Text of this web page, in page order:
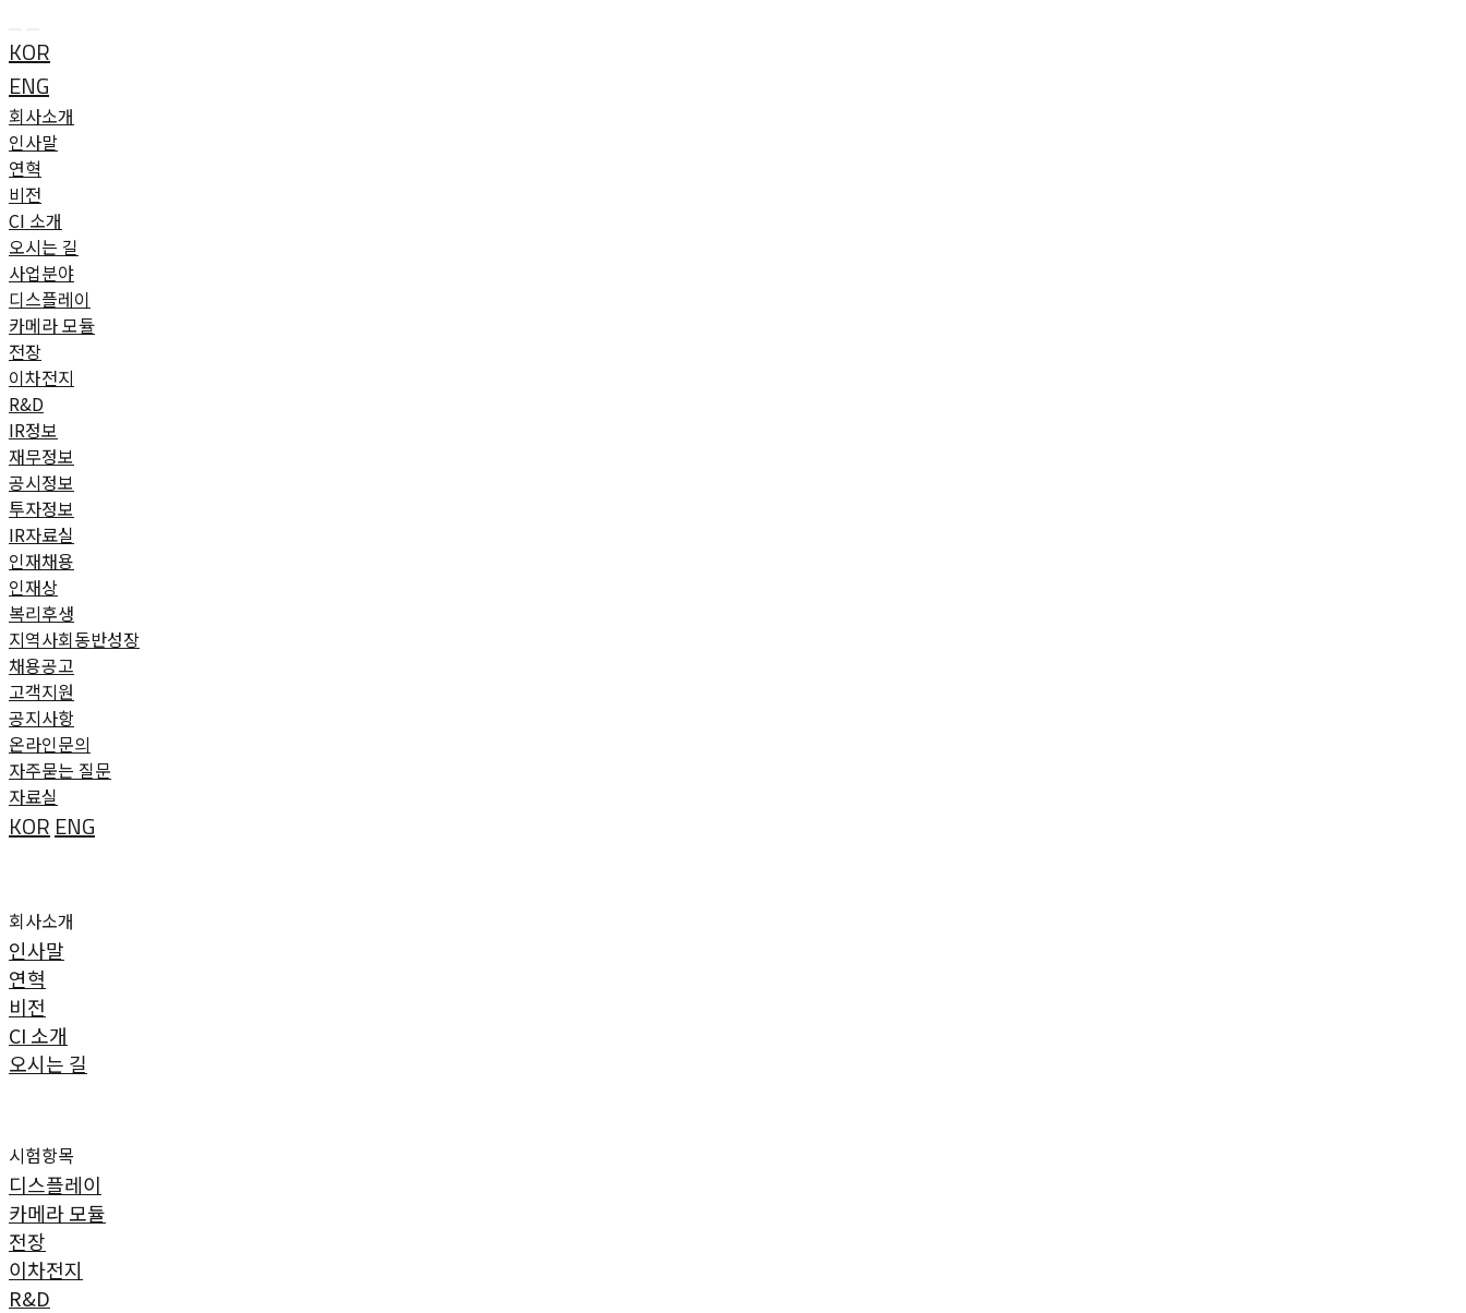
KOR
ENG
회사소개
인사말
연혁
비전
CI 소개
오시는 길
사업분야
디스플레이
카메라 모듈
전장
이차전지
R&D
IR정보
재무정보
공시정보
투자정보
IR자료실
인재채용
인재상
복리후생
지역사회동반성장
채용공고
고객지원
공지사항
온라인문의
자주묻는 질문
자료실
KOR ENG
회사소개
인사말
연혁
비전
CI 소개
오시는 길
시험항목
디스플레이
카메라 모듈
전장
이차전지
R&D